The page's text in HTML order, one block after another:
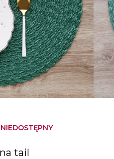
tail